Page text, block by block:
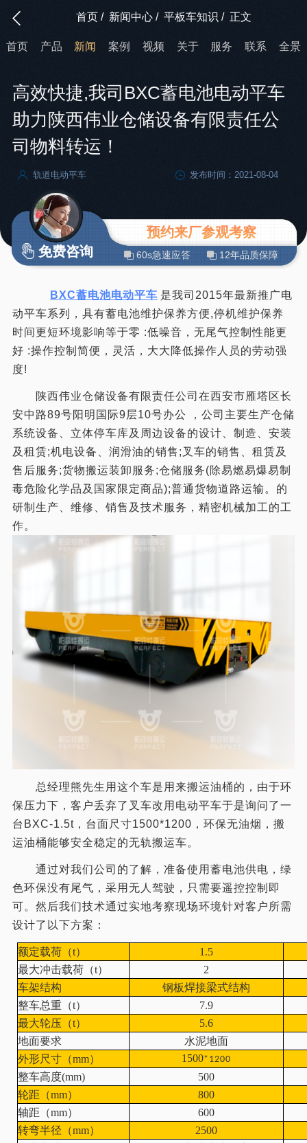
首页/ 新闻中心/ 平板车知识 / 正文
首页 产品 新闻 案例 视频 关于 服务 联系 全景
高效快捷,我司BXC蓄电池电动平车
助力陕西伟业仓储设备有限责任公
司物料转运！
轨道电动平车 发布时间：2021-08-04
免费咨询
预约来厂参观考察
60s急速应答 12年品质保障
BXC蓄电池电动平车 是我司2015年最新推广电
动平车系列，具有蓄电池维护保养方便,停机维护保养
时间更短环境影响等于零 :低噪音，无尾气控制性能更
好 :操作控制简便，灵活，大大降低操作人员的劳动强
度!
陕西伟业仓储设备有限责任公司在西安市雁塔区长
安中路89号阳明国际9层10号办公 ，公司主要生产仓储
系统设备、立体停车库及周边设备的设计、制造、安装
及租赁;机电设备、润滑油的销售;叉车的销售、租赁及
售后服务;货物搬运装卸服务;仓储服务(除易燃易爆易制
毒危险化学品及国家限定商品);普通货物道路运输。的
研制生产、维修、销售及技术服务，精密机械加工的工
作。
总经理熊先生用这个车是用来搬运油桶的，由于环
保压力下，客户丢弃了叉车改用电动平车于是询问了一
台BXC-1.5t，台面尺寸1500*1200，环保无油烟，搬
运油桶能够安全稳定的无轨搬运车。
通过对我们公司的了解，准备使用蓄电池供电，绿
色环保没有尾气，采用无人驾驶，只需要遥控控制即
可。然后我们技术通过实地考察现场环境针对客户所需
设计了以下方案：
额定载荷（t）
1.5
最大冲击载荷（t）
2
车架结构
钢板焊接梁式结构
整车总重（t）
7.9
最大轮压（t）
5.6
地面要求
水泥地面
外形尺寸（mm）
1500* 1200
整车高度(mm) 500
轮距（mm）
800
轴距（mm）
600
转弯半径（mm）
2500